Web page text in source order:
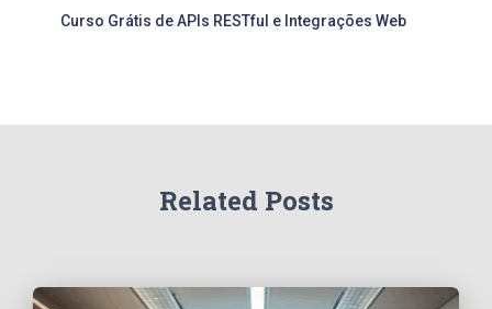
Curso Grátis de APIs RESTful e Integrações Web
Related Posts